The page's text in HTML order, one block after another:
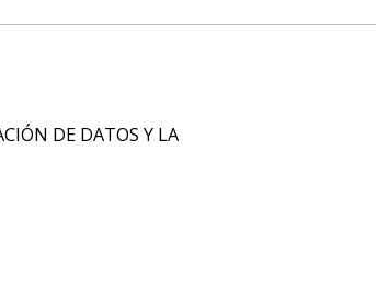
DE DATOS Y LA